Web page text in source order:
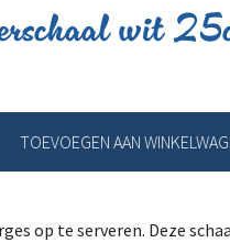
wit
wit 25cm aantal
TOEVOEGEN AAN
op te serveren. Deze